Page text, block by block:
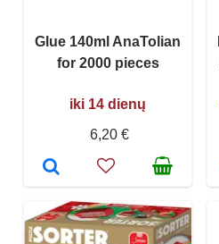
Glue 140ml AnaTolian
for 2000 pieces
iki 14 dienų
6,20 €